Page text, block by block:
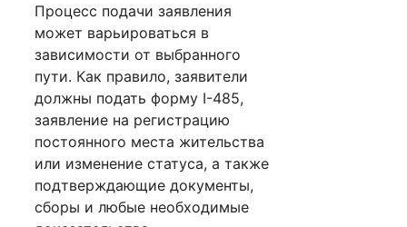
Процесс подачи заявления
может варьироваться в
зависимости от выбранного
пути. Как правило, заявители
должны подать форму I-485,
заявление на регистрацию
постоянного места жительства
или изменение статуса, а также
подтверждающие документы,
сборы и любые необходимые